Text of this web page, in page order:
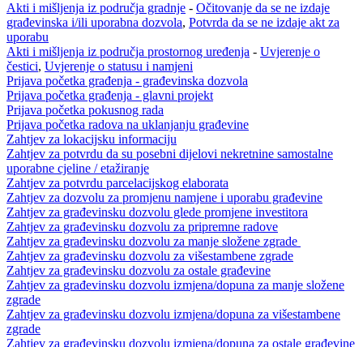
Akti i mišljenja iz područja gradnje - Očitovanje da se ne izdaje
građevinska i/ili uporabna dozvola, Potvrda da se ne izdaje akt za
uporabu
Akti i mišljenja iz područja prostornog uređenja - Uvjerenje o
čestici, Uvjerenje o statusu i namjeni
Prijava početka građenja - građevinska dozvola
Prijava početka građenja - glavni projekt
Prijava početka pokusnog rada
Prijava početka radova na uklanjanju građevine
Zahtjev za lokacijsku informaciju
Zahtjev za potvrdu da su posebni dijelovi nekretnine samostalne
uporabne cjeline / etažiranje
Zahtjev za potvrdu parcelacijskog elaborata
Zahtjev za dozvolu za promjenu namjene i uporabu građevine
Zahtjev za građevinsku dozvolu glede promjene investitora
Zahtjev za građevinsku dozvolu za pripremne radove
Zahtjev za građevinsku dozvolu za manje složene zgrade
Zahtjev za građevinsku dozvolu za višestambene zgrade
Zahtjev za građevinsku dozvolu za ostale građevine
Zahtjev za građevinsku dozvolu izmjena/dopuna za manje složene
zgrade
Zahtjev za građevinsku dozvolu izmjena/dopuna za višestambene
zgrade
Zahtjev za građevinsku dozvolu izmjena/dopuna za ostale građevine